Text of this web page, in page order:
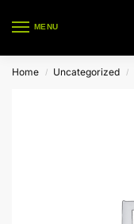
MENU
Home / Uncategorized /